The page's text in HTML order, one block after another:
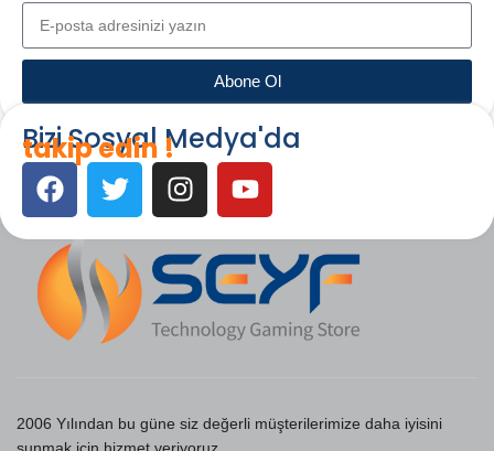
Abone Ol
Bizi Sosyal Medya'da
takip edin !
2006 Yılından bu güne siz değerli müşterilerimize daha iyisini